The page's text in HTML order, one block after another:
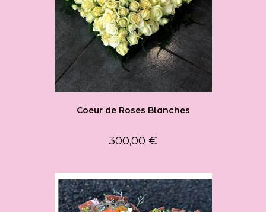
Coeur de Roses Blanches
300,00 €